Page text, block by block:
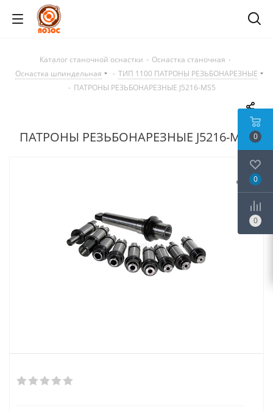
Каталог станочной оснастки - Оснастка станочная -
Оснастка шпиндельная
- ТИП 1100 ПАТРОНЫ РЕЗЬБОНАРЕЗНЫЕ
- ПАТРОНЫ РЕЗЬБОНАРЕЗНЫЕ J5216-MS5
ПАТРОНЫ РЕЗЬБОНАРЕЗНЫЕ J5216-MS50
0
0